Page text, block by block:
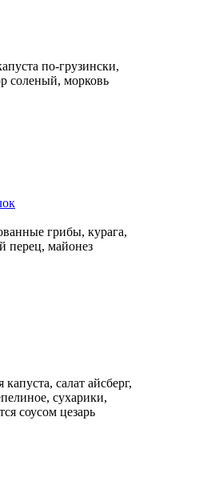
по-грузински,
соленый, морковь
грибы, курага,
перец, майонез
салат айсберг,
сухарики,
соусом цезарь